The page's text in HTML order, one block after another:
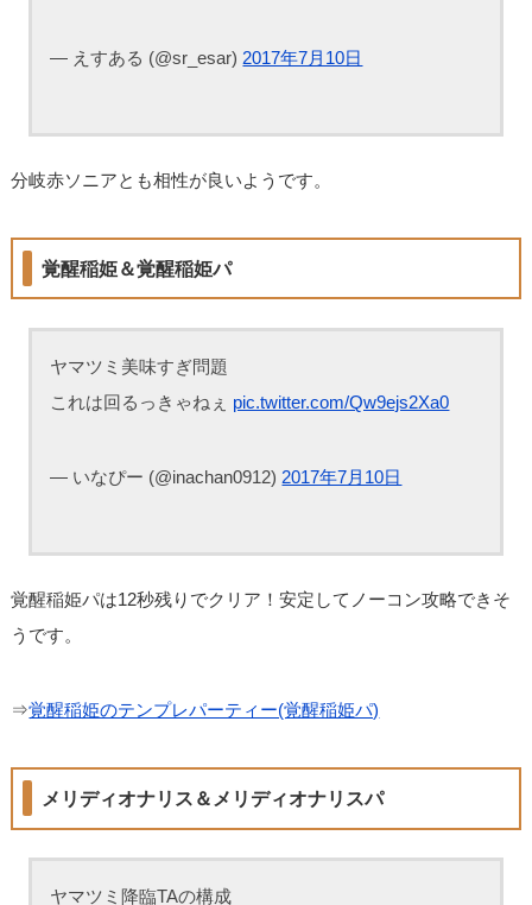
— えすある (@sr_esar) 2017年7月10日
分岐赤ソニアとも相性が良いようです。
覚醒稲姫＆覚醒稲姫パ
ヤマツミ美味すぎ問題
これは回るっきゃねぇ pic.twitter.com/Qw9ejs2Xa0
— いなぴー (@inachan0912) 2017年7月10日
覚醒稲姫パは12秒残りでクリア！安定してノーコン攻略できそ
うです。
⇒覚醒稲姫のテンプレパーティー(覚醒稲姫パ)
メリディオナリス＆メリディオナリスパ
ヤマツミ降臨TAの構成